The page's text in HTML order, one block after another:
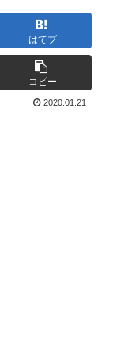
はてブ
コピー
2020.01.21